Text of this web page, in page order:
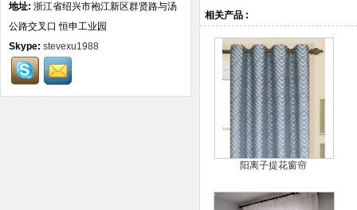
地址: 浙江省绍兴市袍江新区群贤路与汤
公路交叉口 恒申工业园
Skype: stevexu1988
相关产品 :
阳离子提花窗帘